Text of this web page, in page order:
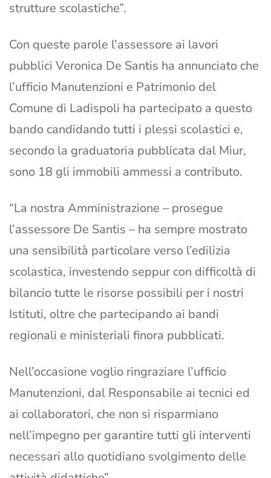
strutture scolastiche”.
Con queste parole l’assessore ai lavori
pubblici Veronica De Santis ha annunciato che
l’ufficio Manutenzioni e Patrimonio del
Comune di Ladispoli ha partecipato a questo
bando candidando tutti i plessi scolastici e,
secondo la graduatoria pubblicata dal Miur,
sono 18 gli immobili ammessi a contributo.
“La nostra Amministrazione – prosegue
l’assessore De Santis – ha sempre mostrato
una sensibilità particolare verso l’edilizia
scolastica, investendo seppur con difficoltà di
bilancio tutte le risorse possibili per i nostri
Istituti, oltre che partecipando ai bandi
regionali e ministeriali finora pubblicati.
Nell’occasione voglio ringraziare l’ufficio
Manutenzioni, dal Responsabile ai tecnici ed
ai collaboratori, che non si risparmiano
nell’impegno per garantire tutti gli interventi
necessari allo quotidiano svolgimento delle